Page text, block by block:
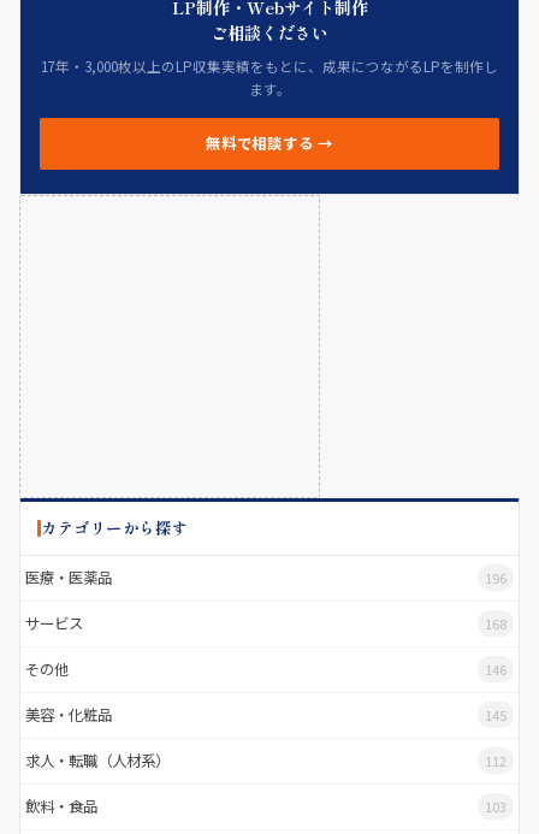
LP制作・Webサイト制作
ご相談ください
17年・3,000枚以上のLP収集実績をもとに、成果につながるLPを制作し
ます。
無料で相談する →
カテゴリーから探す
医療・医薬品 196
サービス 168
その他 146
美容・化粧品 145
求人・転職（人材系） 112
飲料・食品 103